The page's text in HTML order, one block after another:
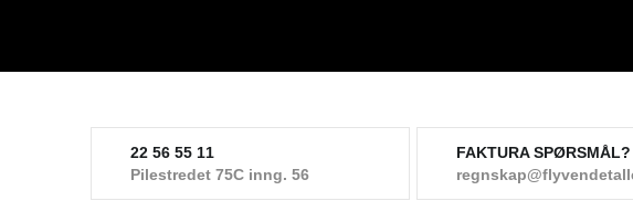
22 56 55 11
Pilestredet 75C inng. 56
FAKTURA SPØRSMÅL?